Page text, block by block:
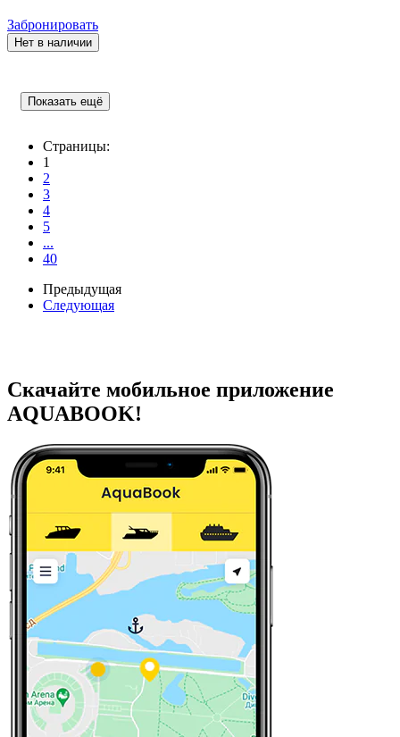
Забронировать
Нет в наличии
Показать ещё
Страницы:
1
2
3
4
5
...
40
Предыдущая
Следующая
Скачайте мобильное приложение
AQUABOOK!